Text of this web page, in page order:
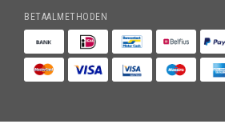
BETAALMETHODEN